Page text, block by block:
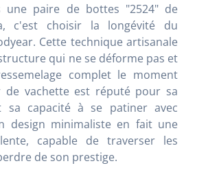
une paire de bottes "2524" de
c'est choisir la longévité du
Cette technique artisanale
qui ne se déforme pas et
complet le moment
de vachette est réputé pour sa
sa capacité à se patiner avec
design minimaliste en fait une
capable de traverser les
de son prestige.